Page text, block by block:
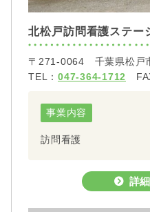
北松戸訪問看護ステー
〒271-0064 千葉県松戸
TEL： 047-364-1712
事業内容
訪問看護
詳